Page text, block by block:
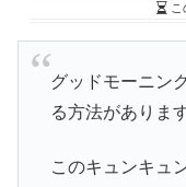
グッドモーニン
る方法があります
このキュンキュ